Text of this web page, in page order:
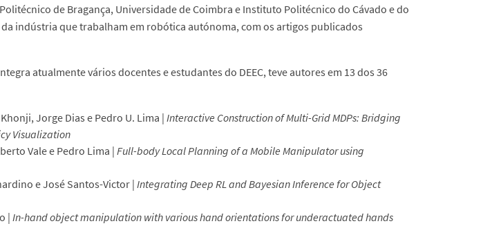
de Bragança, Universidade de Coimbra e Instituto Politécnico do Cávado e do
indústria que trabalham em robótica autónoma, com os artigos publicados
atualmente vários docentes e estudantes do DEEC, teve autores em 13 dos 36
Jorge Dias e Pedro U. Lima |Interactive Construction of Multi-Grid MDPs: Bridging
Visualization
Vale e Pedro Lima |Full-body Local Planning of a Mobile Manipulator using
e José Santos-Victor |Integrating Deep RL and Bayesian Inference for Object
|In-hand object manipulation with various hand orientations for underactuated hands